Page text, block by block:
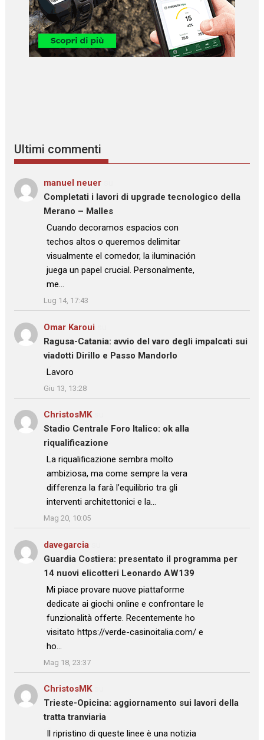
Ultimi commenti
manuel neuer
Completati i lavori di upgrade tecnologico della
Merano – Malles
: “
Cuando decoramos espacios con
techos altos o queremos delimitar
visualmente el comedor, la iluminación
juega un papel crucial. Personalmente,
me…
”
Lug 14, 17:43
Omar Karoui
Ragusa-Catania: avvio del varo degli impalcati sui
viadotti Dirillo e Passo Mandorlo
: “Lavoro
”
Giu 13, 13:28
ChristosMKsu
Stadio Centrale Foro Italico: ok alla
riqualificazione
: “La riqualificazione sembra molto
ambiziosa, ma come sempre la vera
differenza la farà l’equilibrio tra gli
interventi architettonici e la…
”
Mag 20, 10:05
davegarcia
Guardia Costiera: presentato il programma per
14 nuovi elicotteri Leonardo AW139
: “
Mi piace provare nuove piattaforme
dedicate ai giochi online e confrontare le
funzionalità offerte. Recentemente ho
visitato https://verde-casinoitalia.com/ e
ho…
”
Mag 18, 23:37
ChristosMKsu
Trieste-Opicina: aggiornamento sui lavori della
tratta tranviaria
: “
Il ripristino di queste linee è una notizia